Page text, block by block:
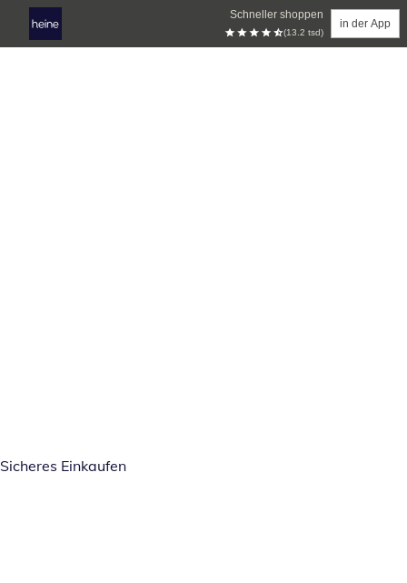
Schneller shoppen
(13.2 tsd)
in der App
Sicheres Einkaufen